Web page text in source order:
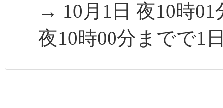
→ 10月1日 夜10時
夜10時00分までで1